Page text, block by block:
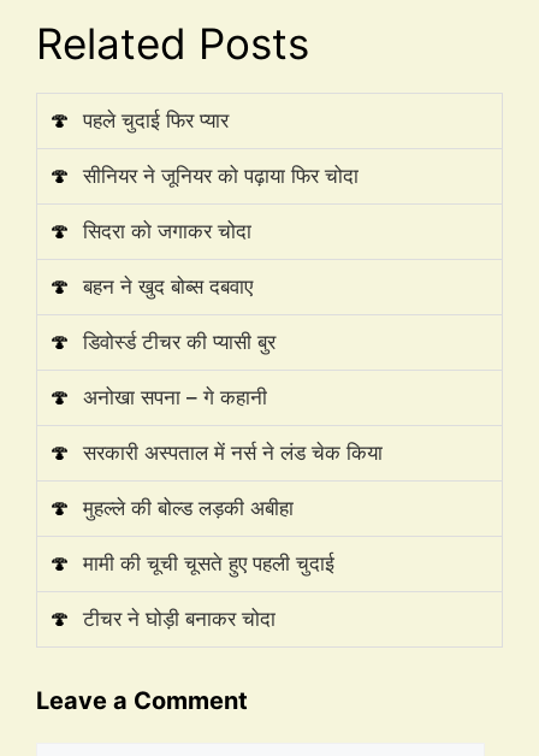
Related Posts
🍄 पहले चुदाई फिर प्यार
🍄 सीनियर ने जूनियर को पढ़ाया फिर चोदा
🍄 सिदरा को जगाकर चोदा
🍄 बहन ने खुद बोब्स दबवाए
🍄 डिवोर्स्ड टीचर की प्यासी बुर
🍄 अनोखा सपना – गे कहानी
🍄 सरकारी अस्पताल में नर्स ने लंड चेक किया
🍄 मुहल्ले की बोल्ड लड़की अबीहा
🍄 मामी की चूची चूसते हुए पहली चुदाई
🍄 टीचर ने घोड़ी बनाकर चोदा
Leave a Comment